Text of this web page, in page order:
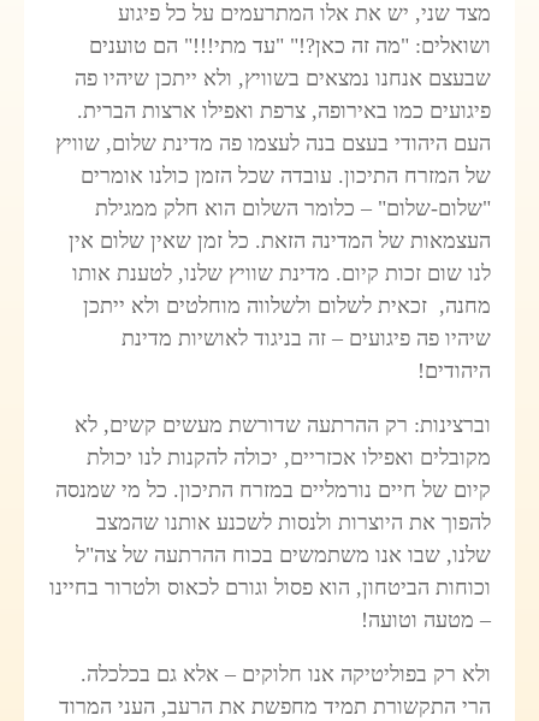
מצד שני, יש את אלו המתרעמים על כל פיגוע
ושואלים: "מה זה כאן?!" "עד מתי!!!" הם טוענים
שבעצם אנחנו נמצאים בשוויץ, ולא ייתכן שיהיו פה
פיגועים כמו באירופה, צרפת ואפילו ארצות הברית.
העם היהודי בעצם בנה לעצמו פה מדינת שלום, שוויץ
של המזרח התיכון. עובדה שכל הזמן כולנו אומרים
"שלום-שלום" – כלומר השלום הוא חלק ממגילת
העצמאות של המדינה הזאת. כל זמן שאין שלום אין
לנו שום זכות קיום. מדינת שוויץ שלנו, לטענת אותו
מחנה, זכאית לשלום ולשלווה מוחלטים ולא ייתכן
שיהיו פה פיגועים – זה בניגוד לאושיות מדינת
היהודים!
וברצינות: רק ההרתעה שדורשת מעשים קשים, לא
מקובלים ואפילו אכזריים, יכולה להקנות לנו יכולת
קיום של חיים נורמליים במזרח התיכון. כל מי שמנסה
להפוך את היוצרות ולנסות לשכנע אותנו שהמצב
שלנו, שבו אנו משתמשים בכוח ההרתעה של צה"ל
וכוחות הביטחון, הוא פסול וגורם לכאוס ולטרור בחיינו
– מטעה וטועה!
ולא רק בפוליטיקה אנו חלוקים – אלא גם בכלכלה.
הרי התקשורת תמיד מחפשת את הרעב, העני המרוד